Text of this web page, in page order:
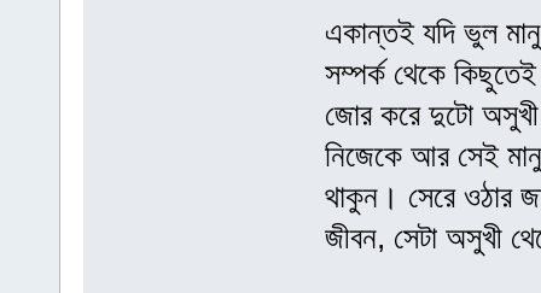
একান্তই যদি ভুল
সম্পর্ক থেকে কিছুতেই
জোর করে দুটো অসুখী
নিজেকে আর সেই
থাকুন। সেরে ওঠার
জীবন, সেটা অসুখী